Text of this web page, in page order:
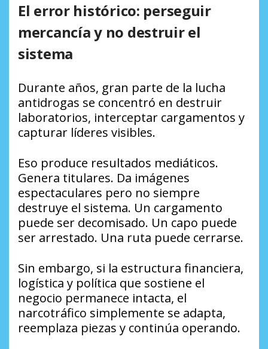
El error histórico: perseguir
mercancía y no destruir el
sistema
Durante años, gran parte de la lucha
antidrogas se concentró en destruir
laboratorios, interceptar cargamentos y
capturar líderes visibles.
Eso produce resultados mediáticos.
Genera titulares. Da imágenes
espectaculares pero no siempre
destruye el sistema. Un cargamento
puede ser decomisado. Un capo puede
ser arrestado. Una ruta puede cerrarse.
Sin embargo, si la estructura financiera,
logística y política que sostiene el
negocio permanece intacta, el
narcotráfico simplemente se adapta,
reemplaza piezas y continúa operando.